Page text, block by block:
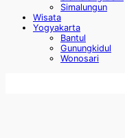
Simalungun
Wisata
Yogyakarta
Bantul
Gunungkidul
Wonosari